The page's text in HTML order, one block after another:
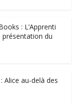
: L’Apprenti
du
Alice au-delà des